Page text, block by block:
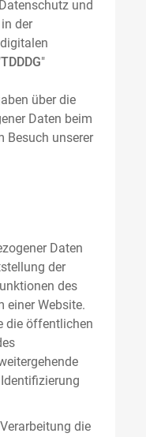
und
der
TDDDG"
über die
Daten beim
Besuch unserer
Daten
der
des
einer Website.
die öffentlichen
die